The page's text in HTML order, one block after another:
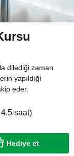
dilediği zaman
yapıldığı
eder.
saat)
Hediye et